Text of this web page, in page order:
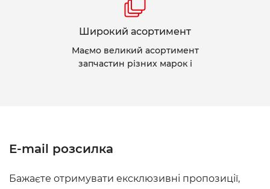
Широкий асортимент
Маємо великий асортимент
запчастин різних марок і
E-mail розсилка
Бажаєте отримувати ексклюзивні пропозиції,